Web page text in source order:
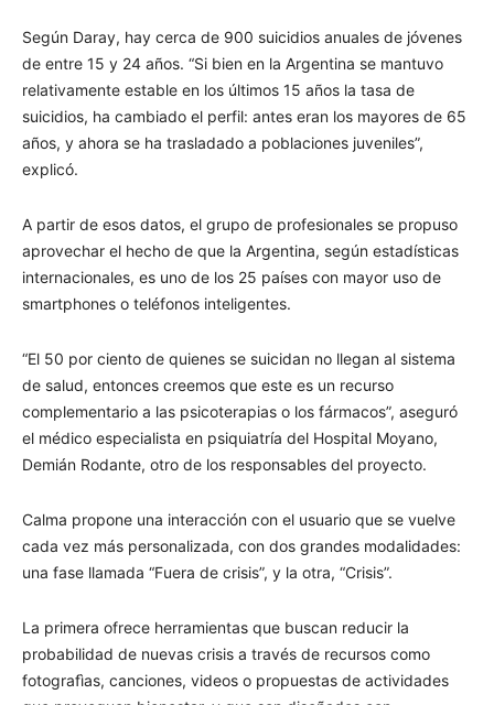
Según Daray, hay cerca de 900 suicidios anuales de jóvenes
de entre 15 y 24 años. “Si bien en la Argentina se mantuvo
relativamente estable en los últimos 15 años la tasa de
suicidios, ha cambiado el perfil: antes eran los mayores de 65
años, y ahora se ha trasladado a poblaciones juveniles”,
explicó.
A partir de esos datos, el grupo de profesionales se propuso
aprovechar el hecho de que la Argentina, según estadísticas
internacionales, es uno de los 25 países con mayor uso de
smartphones o teléfonos inteligentes.
“El 50 por ciento de quienes se suicidan no llegan al sistema
de salud, entonces creemos que este es un recurso
complementario a las psicoterapias o los fármacos”, aseguró
el médico especialista en psiquiatría del Hospital Moyano,
Demián Rodante, otro de los responsables del proyecto.
Calma propone una interacción con el usuario que se vuelve
cada vez más personalizada, con dos grandes modalidades:
una fase llamada “Fuera de crisis”, y la otra, “Crisis”.
La primera ofrece herramientas que buscan reducir la
probabilidad de nuevas crisis a través de recursos como
fotografìas, canciones, videos o propuestas de actividades